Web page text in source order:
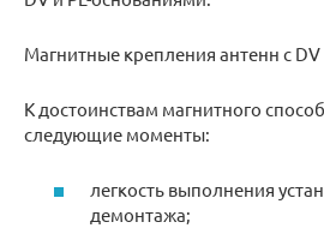
Магнитные крепления антенн с
К достоинствам магнитного
следующие моменты:
легкость выполнения
демонтажа;